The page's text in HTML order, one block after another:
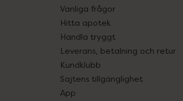
Vanliga frågor
Hitta apotek
Handla tryggt
Leverans, betalning och retur
Kundklubb
Sajtens tillgänglighet
App